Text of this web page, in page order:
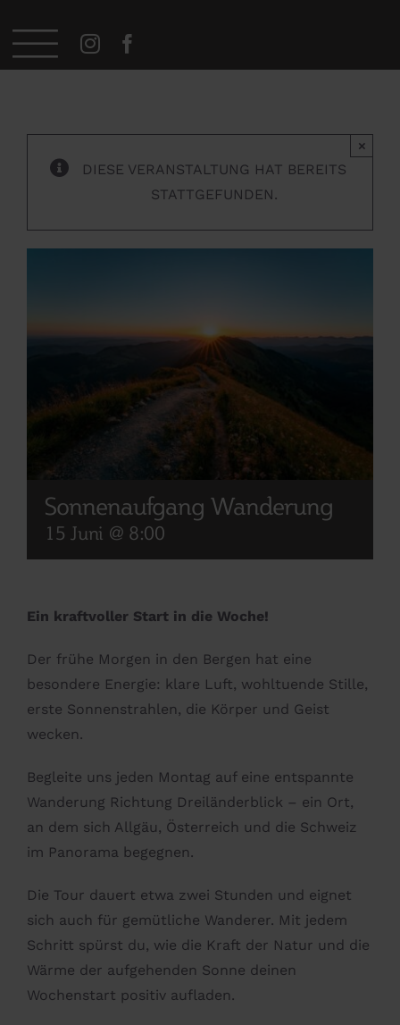
Inhalt
springen
DIESE VERANSTALTUNG HAT BEREITS
STATTGEFUNDEN.
×
Sonnenaufgang Wanderung
15 Juni @ 8:00
Ein kraftvoller Start in die Woche!
Der frühe Morgen in den Bergen hat eine
besondere Energie: klare Luft, wohltuende Stille,
erste Sonnenstrahlen, die Körper und Geist
wecken.
Begleite uns jeden Montag auf eine entspannte
Wanderung Richtung Dreiländerblick – ein Ort,
an dem sich Allgäu, Österreich und die Schweiz
im Panorama begegnen.
Die Tour dauert etwa zwei Stunden und eignet
sich auch für gemütliche Wanderer. Mit jedem
Schritt spürst du, wie die Kraft der Natur und die
Wärme der aufgehenden Sonne deinen
Wochenstart positiv aufladen.